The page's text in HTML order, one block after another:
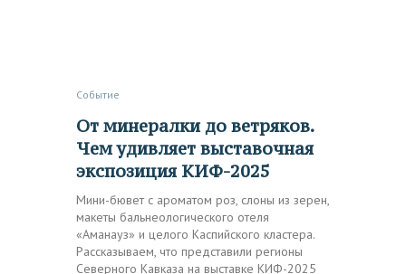
Событие
От минералки до ветряков.
Чем удивляет выставочная
экспозиция КИФ-2025
Мини-бювет с ароматом роз, слоны из зерен,
макеты бальнеологического отеля
«Аманауз» и целого Каспийского кластера.
Рассказываем, что представили регионы
Северного Кавказа на выставке КИФ-2025